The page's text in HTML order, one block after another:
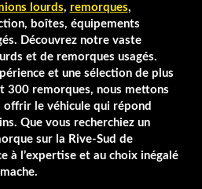
lourds, remorques,
boîtes, équipements
Découvrez notre vaste
et de remorques usagés.
et une sélection de plus
300 remorques, nous mettons
le véhicule qui répond
Que vous recherchiez un
sur la Rive-Sud de
à l’expertise et au choix inégalé